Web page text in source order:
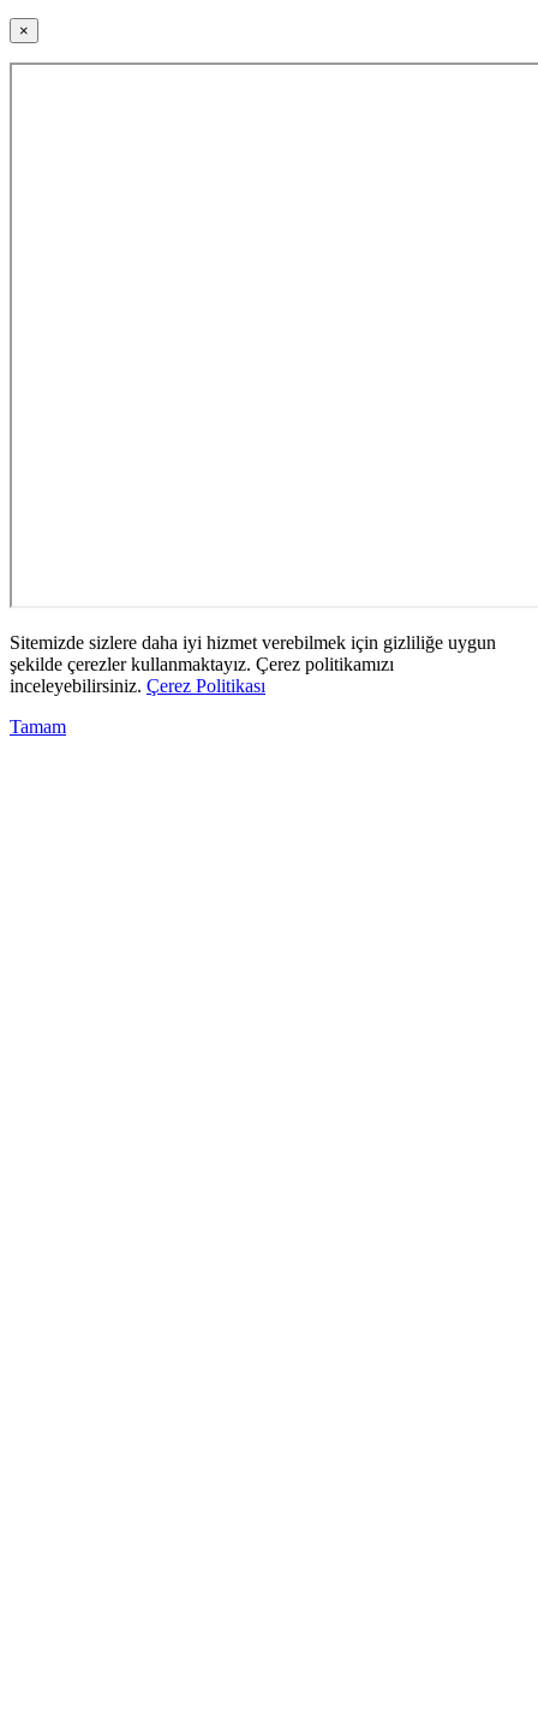
×
Sitemizde sizlere daha iyi hizmet verebilmek için gizliliğe uygun
şekilde çerezler kullanmaktayız. Çerez politikamızı
inceleyebilirsiniz. Çerez Politikası
Tamam